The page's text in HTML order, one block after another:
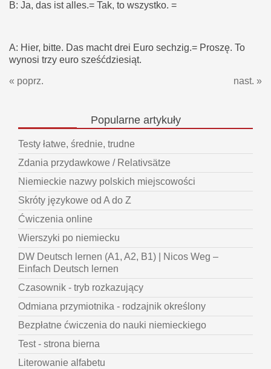
B: Ja, das ist alles.= Tak, to wszystko. =
A: Hier, bitte. Das macht drei Euro sechzig.= Proszę. To
wynosi trzy euro sześćdziesiąt.
« poprz. nast. »
Popularneartykuły
Testy łatwe, średnie, trudne
Zdania przydawkowe / Relativsätze
Niemieckie nazwy polskich miejscowości
Skróty językowe od A do Z
Ćwiczenia online
Wierszyki po niemiecku
DW Deutsch lernen (A1, A2, B1) | Nicos Weg –
Einfach Deutsch lernen
Czasownik - tryb rozkazujący
Odmiana przymiotnika - rodzajnik określony
Bezpłatne ćwiczenia do nauki niemieckiego
Test - strona bierna
Literowanie alfabetu